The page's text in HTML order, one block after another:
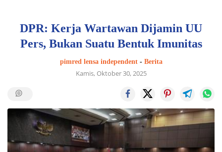
DPR: Kerja Wartawan Dijamin UU
Pers, Bukan Suatu Bentuk Imunitas
pimred lensa independent- Berita
Kamis, Oktober 30, 2025